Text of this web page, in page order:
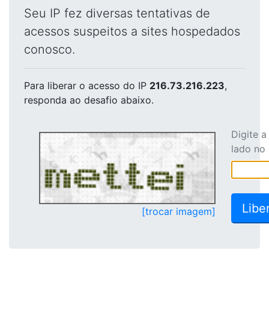
Seu IP fez diversas tentativas de
acessos suspeitos a sites hospedados
conosco.
Para liberar o acesso do IP 216.73.216.223,
responda ao desafio abaixo.
[trocar imagem]
Digite
lado no